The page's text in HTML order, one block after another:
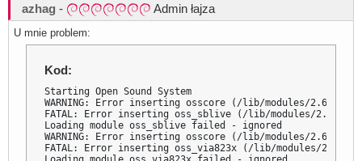
azhag - Admin łajza
U mnie problem:
Kod:
Starting Open Sound System
WARNING: Error inserting osscore (/lib/modules/2.6.26-
FATAL: Error inserting oss_sblive (/lib/modules/
Loading module oss_sblive failed - ignored
WARNING: Error inserting osscore (/lib/modules/2.6.26-
FATAL: Error inserting oss_via823x (/lib/modules/